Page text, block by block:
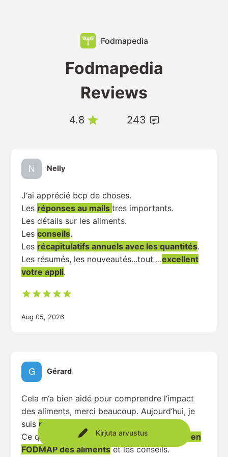
Fodmapedia
Fodmapedia
Reviews
4.8 243
Kirjuta arvustus
Nelly
J‘ai apprécié bcp de choses.
Les réponses au mailstres importants.
Les détails sur les aliments.
Lesconseils.
Les récapitulatifs annuels avec les quantités.
Les résumés, les nouveautés...tout ...excellent
votre appli.
Aug 05, 2026
Gérard
Cela m‘a bien aidé pour comprendre l‘impact
des aliments, merci beaucoup. Aujourd‘hui, je
suis plus autonome
Ce qui m‘a le plus aidé c‘estla composition en
FODMAP des alimentset les conseils.